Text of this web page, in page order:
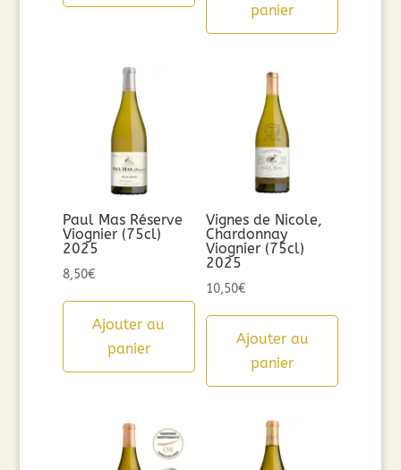
panier
Paul Mas Réserve
Viognier (75cl)
2025
8,50€
Ajouter au
panier
Vignes de Nicole,
Chardonnay
Viognier (75cl)
2025
10,50€
Ajouter au
panier